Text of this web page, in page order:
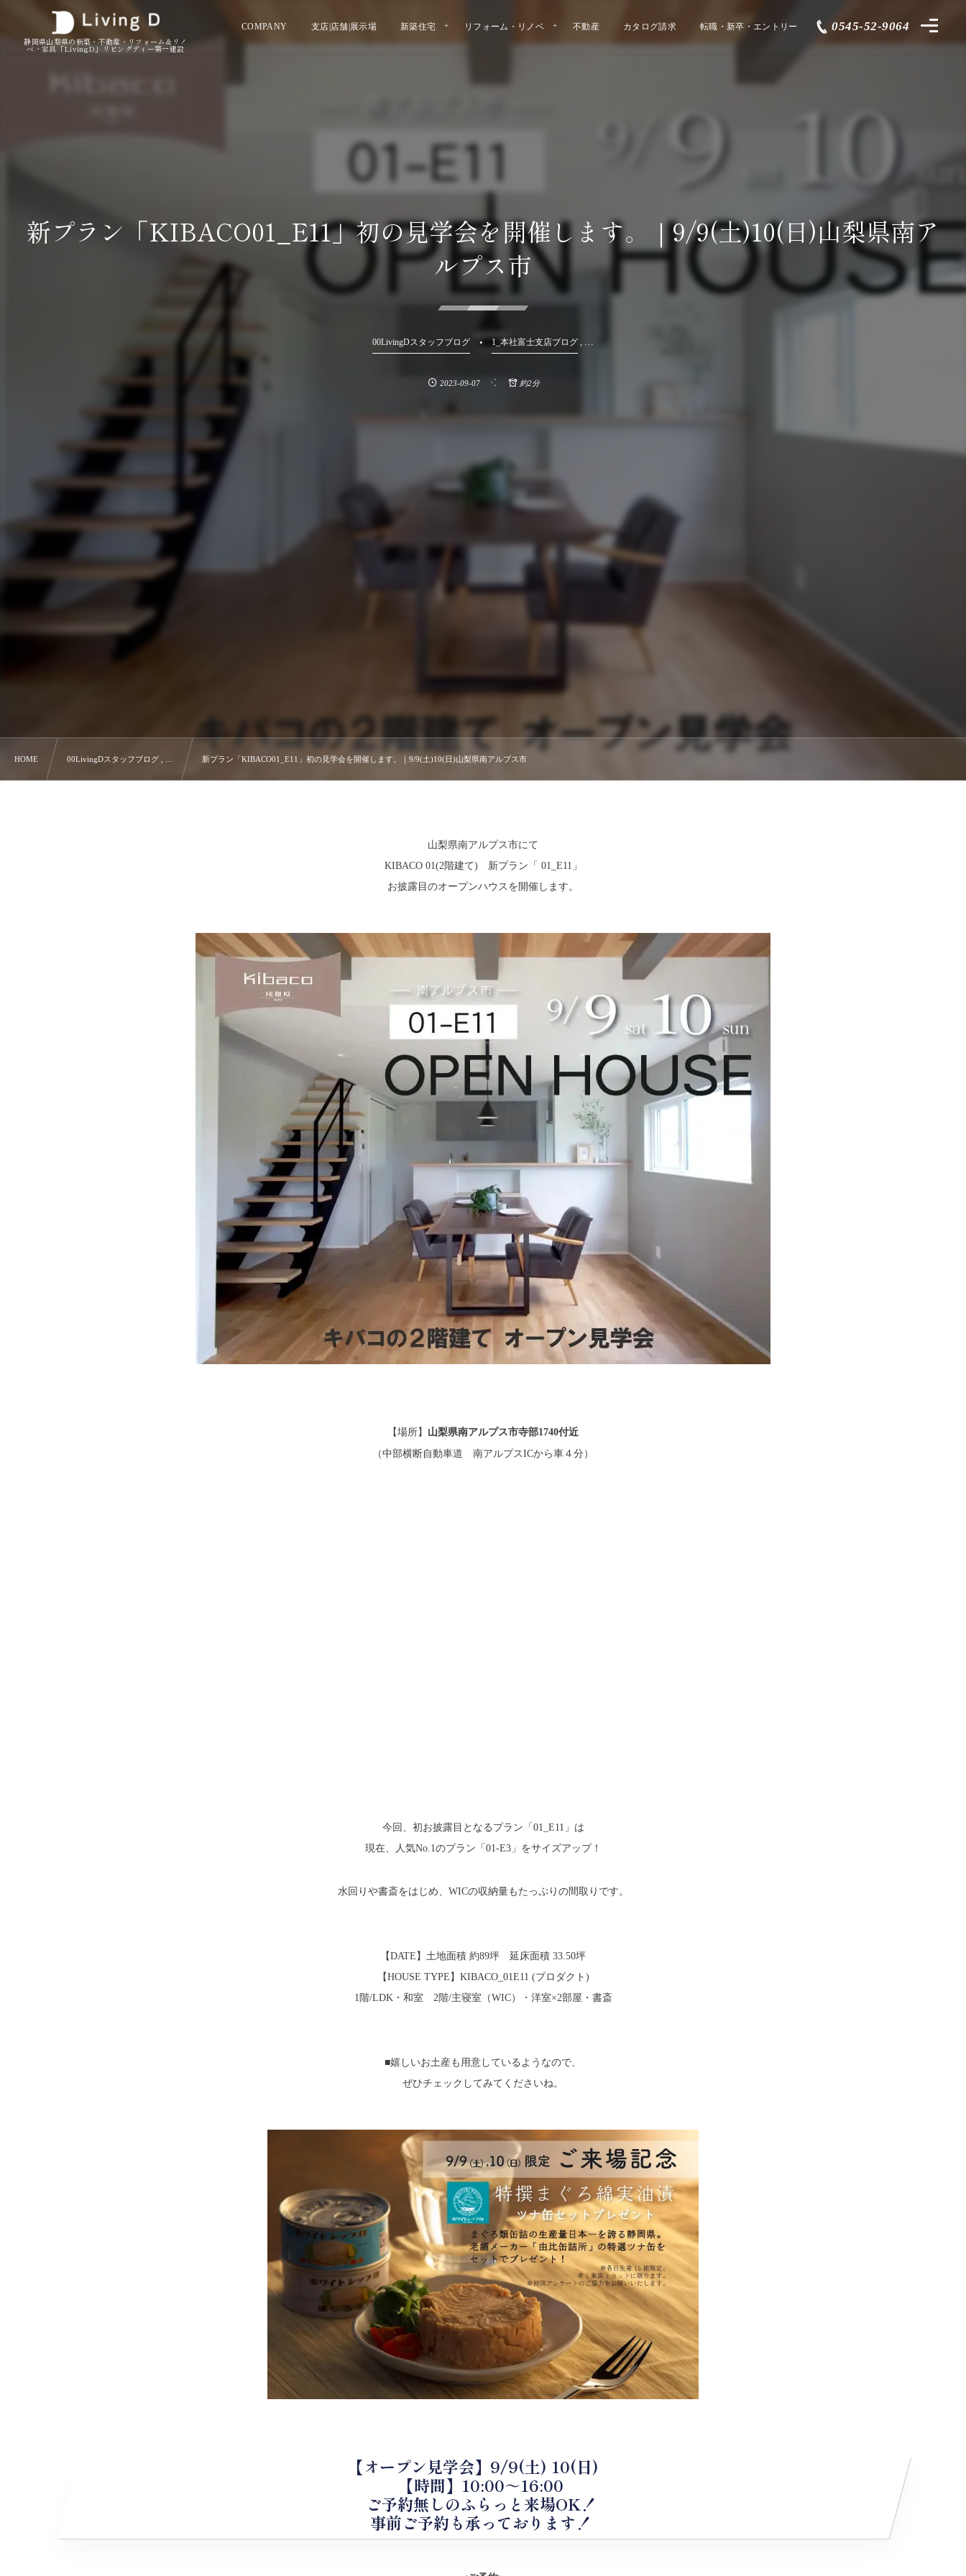
静岡県山梨県の新築・不動産・リフォーム＆リノ
ベ・家具「LivingD」リビングディー第一建設
COMPANY 支店|店舗|展示場 新築住宅 リフォーム・リノベ 不動産 カタログ請求 転職・新卒・エントリー 0545-52-9064
新プラン「KIBACO01_E11」初の見学会を開催します。｜9/9(土)10(日)山梨県南ア
ルプス市
00LivingDスタッフブログ 1_本社富士支店ブログ
2023-09-07 約2分
HOME 00LivingDスタッフブログ , … 新プラン「KIBACO01_E11」初の見学会を開催します。｜9/9(土)10(日)山梨県南アルプス市
山梨県南アルプス市にて
KIBACO 01(2階建て) 新プラン「 01_E11」
お披露目のオープンハウスを開催します。
【場所】 山梨県南アルプス市寺部1740付近
（中部横断自動車道 南アルプスICから車４分）
今回、初お披露目となるプラン「01_E11」は
現在、人気No.1のプラン「01-E3」をサイズアップ！
水回りや書斎をはじめ、WICの収納量もたっぷりの間取りです。
【DATE】土地面積 約89坪 延床面積 33.50坪
【HOUSE TYPE】KIBACO_01E11 (プロダクト)
1階/LDK・和室 2階/主寝室（WIC）・洋室×2部屋・書斎
■嬉しいお土産も用意しているようなので、
ぜひチェックしてみてくださいね。
【オープン見学会】9/9(土) 10(日)
【時間】10:00～16:00
ご予約無しのふらっと来場OK！
事前ご予約も承っております！